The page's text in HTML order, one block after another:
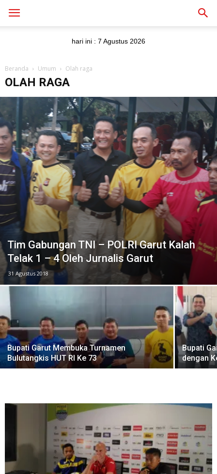
hari ini : 7 Agustus 2026
Beranda Umum Olah raga
OLAH RAGA
Tim Gabungan TNI – POLRI Garut Kalah
Telak 1 – 4 Oleh Jurnalis Garut
31 Agustus 2018
Bupati Garut Membuka Turnamen
Bulutangkis HUT RI Ke 73
Bupati
dengan